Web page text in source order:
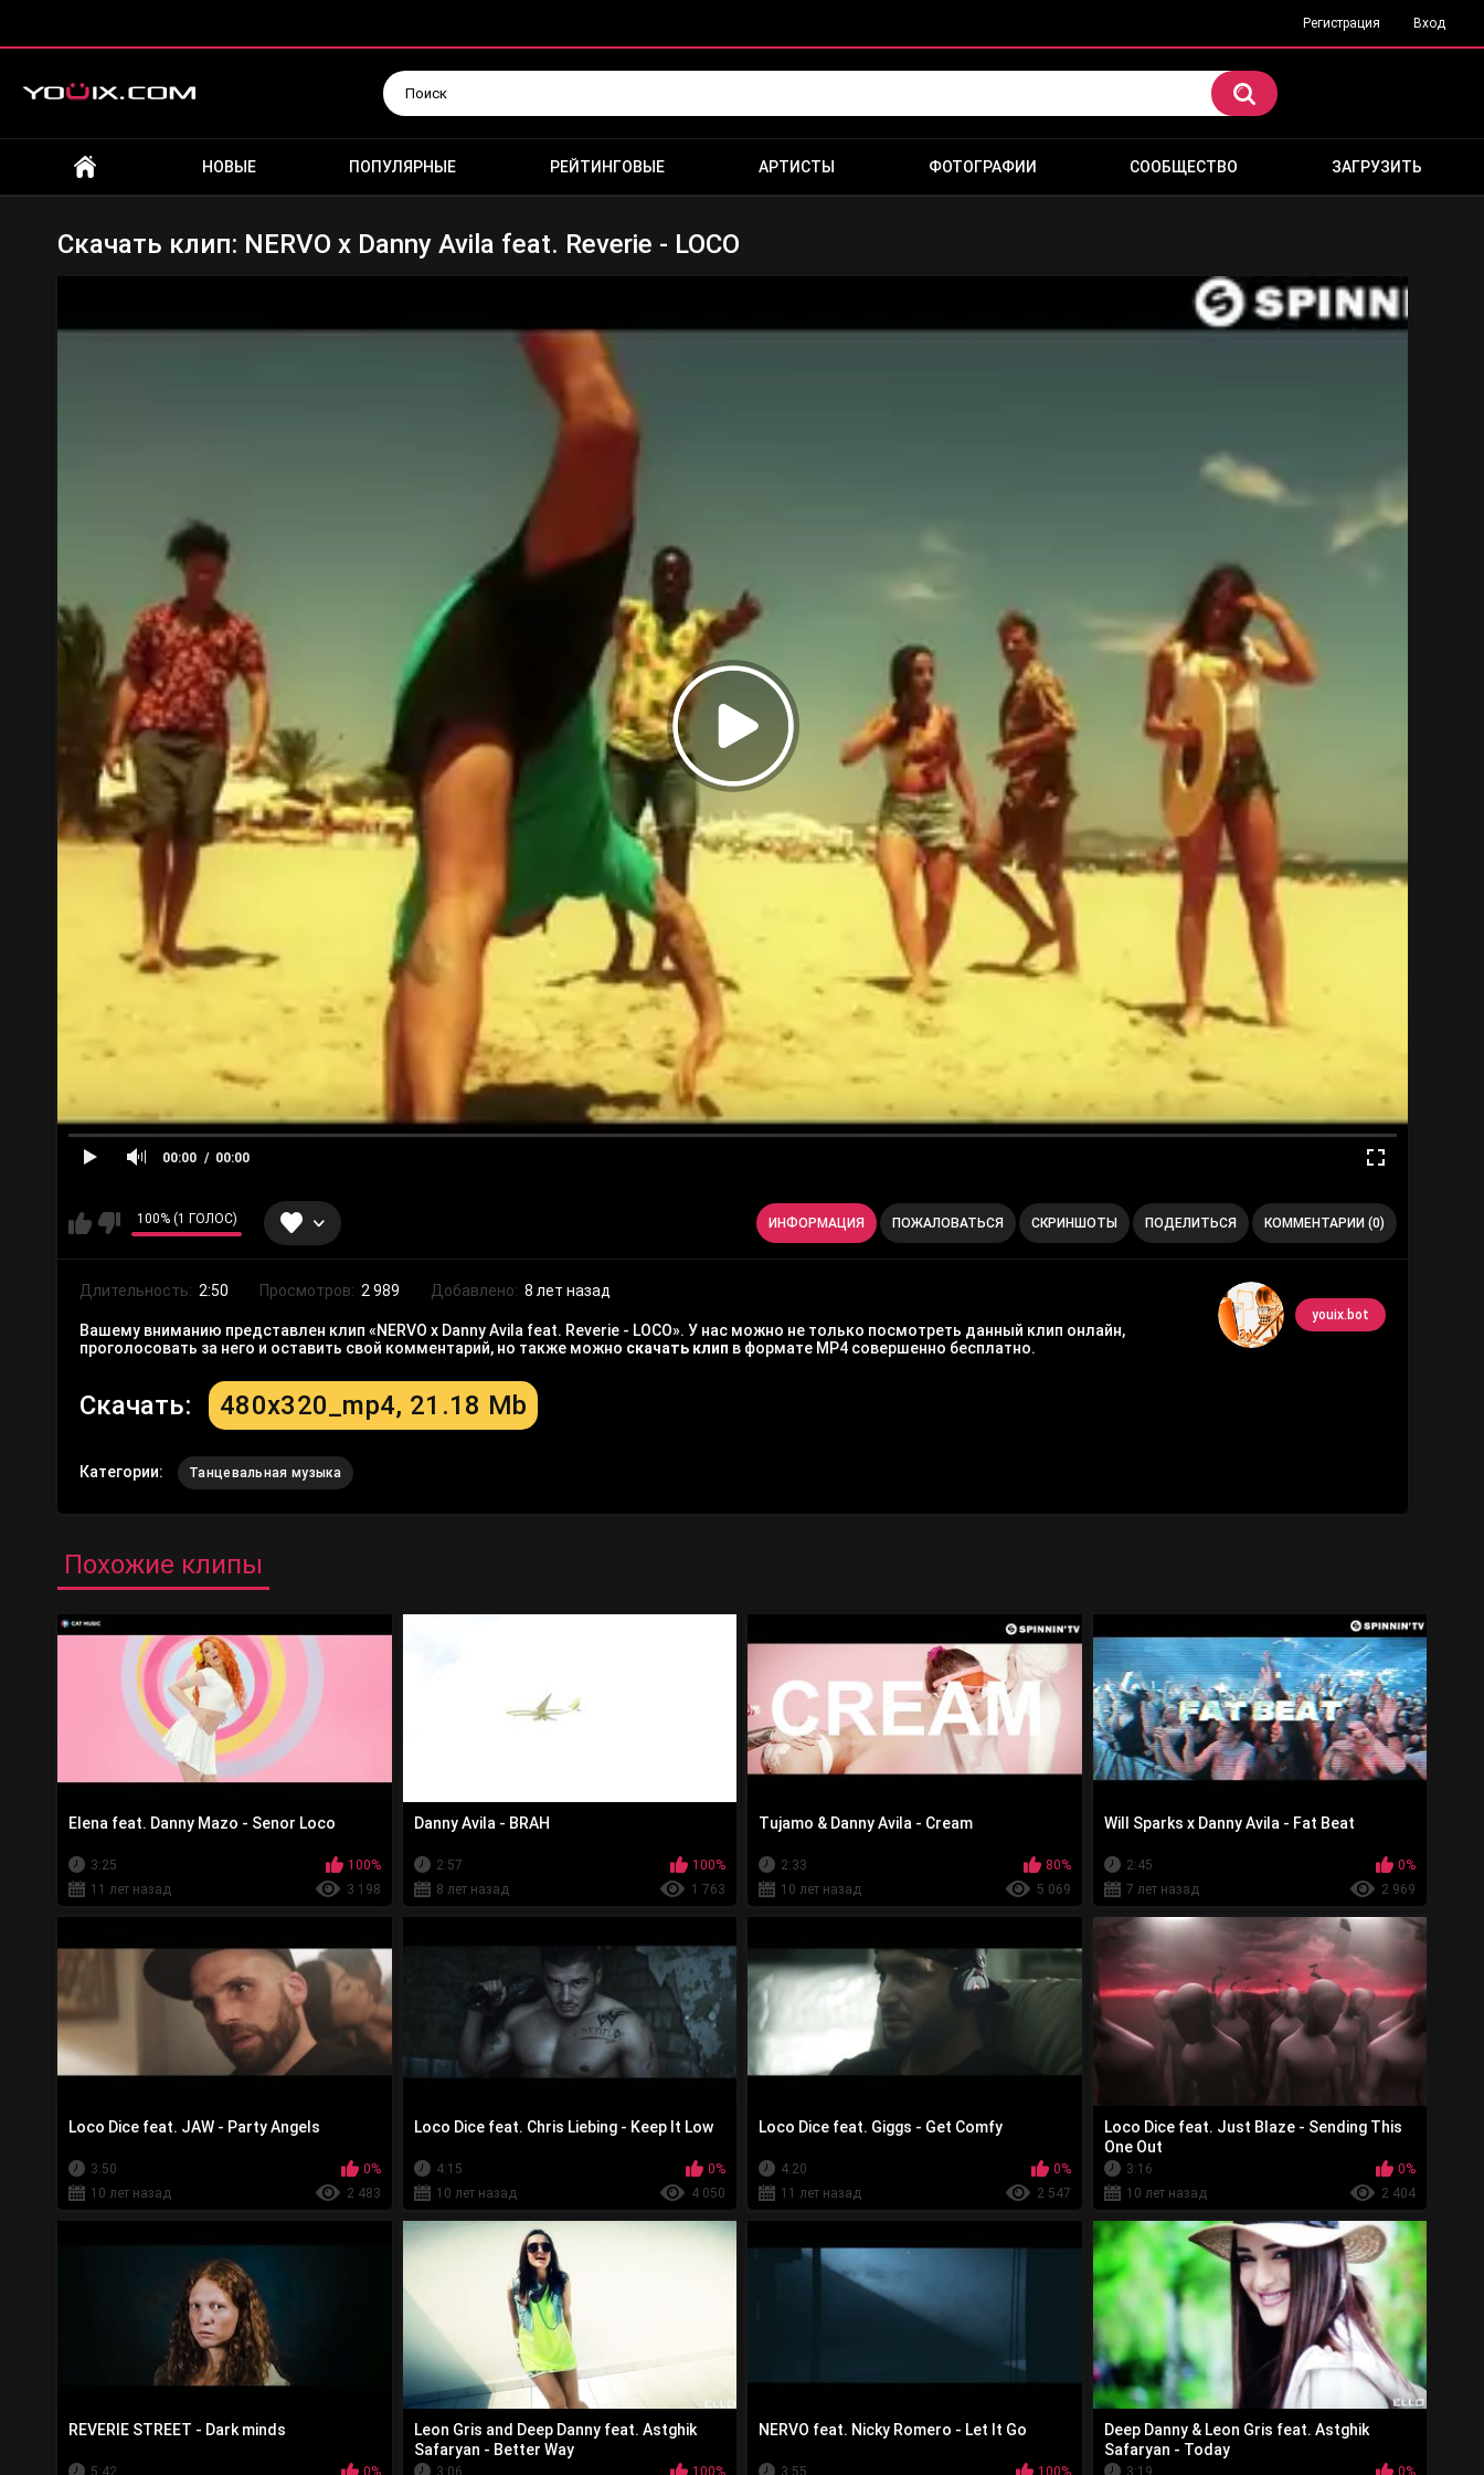
Регистрация Вход
НОВЫЕ ПОПУЛЯРНЫЕ РЕЙТИНГОВЫЕ АРТИСТЫ ФОТОГРАФИИ СООБЩЕСТВО ЗАГРУЗИТЬ
Скачать клип: NERVO x Danny Avila feat. Reverie - LOCO
00:00 00:00
100% (1 ГОЛОС) ИНФОРМАЦИЯ ПОЖАЛОВАТЬСЯ СКРИНШОТЫ ПОДЕЛИТЬСЯ КОММЕНТАРИИ (0)
youix.bot
Длительность: 2:50 Просмотров: 2 989 Добавлено: 8 лет назад
Вашему вниманию представлен клип «NERVO x Danny Avila feat. Reverie - LOCO». У нас можно не только посмотреть данный клип онлайн,
проголосовать за него и оставить свой комментарий, но также можно скачать клип в формате MP4 совершенно бесплатно.
Скачать: 480x320_mp4, 21.18 Mb
Категории: Танцевальная музыка
Похожие клипы
Elena feat. Danny Mazo - Senor Loco
3:25
100%
11 лет назад
3 198
Danny Avila - BRAH
2:57
100%
8 лет назад
1 763
Tujamo & Danny Avila - Cream
2:33
80%
10 лет назад
5 069
Will Sparks x Danny Avila - Fat Beat
2:45
0%
7 лет назад
2 969
Loco Dice feat. JAW - Party Angels
3:50
0%
10 лет назад
2 483
Loco Dice feat. Chris Liebing - Keep It Low
4:15
0%
10 лет назад
4 050
Loco Dice feat. Giggs - Get Comfy
4:20
0%
11 лет назад
2 547
Loco Dice feat. Just Blaze - Sending This
One Out
3:16
0%
10 лет назад
2 404
REVERIE STREET - Dark minds
5:42 0%
Leon Gris and Deep Danny feat. Astghik
Safaryan - Better Way
3:06 100%
NERVO feat. Nicky Romero - Let It Go
3:55 100%
Deep Danny & Leon Gris feat. Astghik
Safaryan - Today
3:19 0%